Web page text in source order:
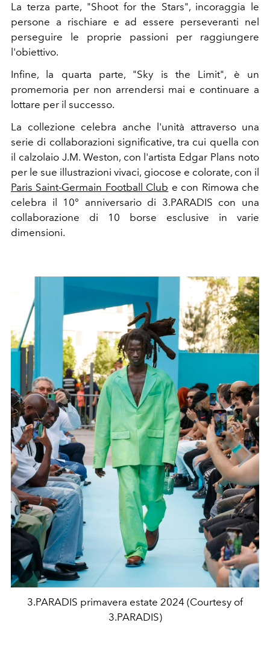
La terza parte, "Shoot for the Stars", incoraggia le
persone a rischiare e ad essere perseveranti nel
perseguire le proprie passioni per raggiungere
l'obiettivo.
Infine, la quarta parte, "Sky is the Limit", è un
promemoria per non arrendersi mai e continuare a
lottare per il successo.
La collezione celebra anche l'unità attraverso una
serie di collaborazioni significative, tra cui quella con
il calzolaio J.M. Weston, con l'artista Edgar Plans noto
per le sue illustrazioni vivaci, giocose e colorate, con il
Paris Saint-Germain Football Club e con Rimowa che
celebra il 10° anniversario di 3.PARADIS con una
collaborazione di 10 borse esclusive in varie
dimensioni.
3.PARADIS primavera estate 2024 (Courtesy of
3.PARADIS)